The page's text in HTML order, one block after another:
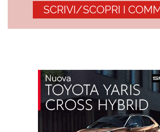
SCRIVI/SCOPRI I